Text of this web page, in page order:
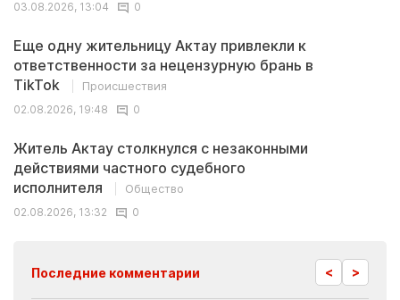
03.08.2026, 13:04 0
Еще одну жительницу Актау привлекли к
ответственности за нецензурную брань в
TikTok
Происшествия
02.08.2026, 19:48
0
Житель Актау столкнулся с незаконными
действиями частного судебного
исполнителя
Общество
02.08.2026, 13:32
0
Последние комментарии < >